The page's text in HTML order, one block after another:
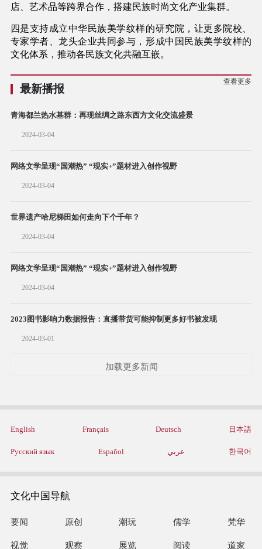
店、艺术品等跨界合作，搭建民族时尚文化产业集群。
四是支持成立中华民族美学纹样的研究院，让更多院校、
专家学者、龙头企业共同参与，形成中国民族美学纹样的
文化体系，推动各民族文化共融互嵌。
最新播报
查看更多
青海都兰热水墓群：再现丝绸之路东西方文化交流盛景
2024-03-04
网络文学呈​现“国潮热” “现实+”题材进入创作视野
2024-03-04
世界遗产哈尼梯田如何走向下个千年？
2024-03-04
网络文学呈现“国潮热” “现实+”题材进入创作视野
2024-03-04
2023图书影响力数据报告：直播带货可能抑制更多好书被发现
2024-03-01
加载更多新闻
English Français Deutsch 日本語
Русский язык Español عربي 한국어
文化中国导航
要闻 原创 潮玩 儒学 梵华
视觉 观察 展览 阅读 道家